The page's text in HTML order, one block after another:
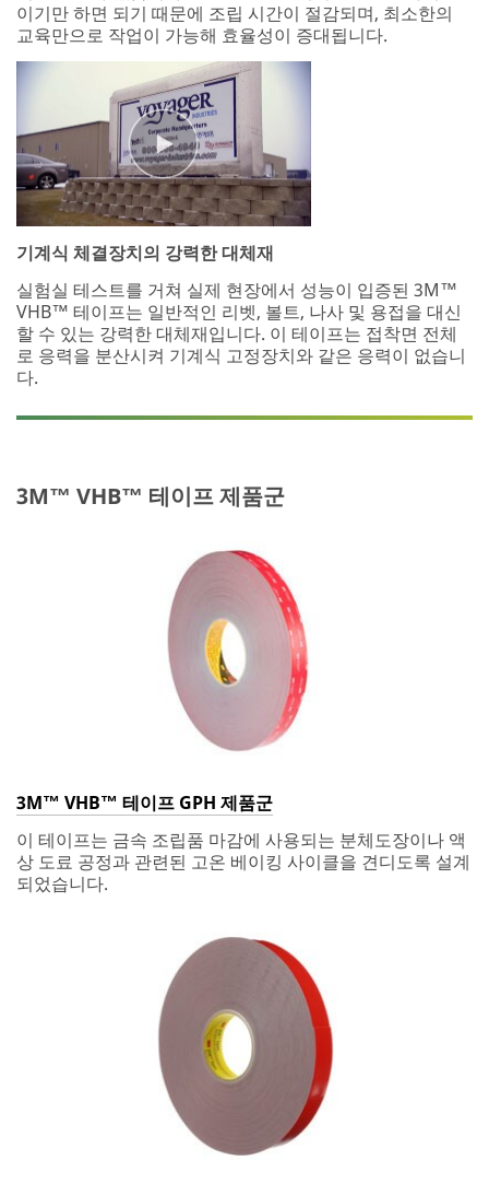
이기만 하면 되기 때문에 조립 시간이 절감되며, 최소한의
교육만으로 작업이 가능해 효율성이 증대됩니다.
기계식 체결장치의 강력한 대체재
실험실 테스트를 거쳐 실제 현장에서 성능이 입증된 3M™
VHB™ 테이프는 일반적인 리벳, 볼트, 나사 및 용접을 대신
할 수 있는 강력한 대체재입니다. 이 테이프는 접착면 전체
로 응력을 분산시켜 기계식 고정장치와 같은 응력이 없습니
다.
3M™ VHB™ 테이프 제품군
3M™ VHB™ 테이프 GPH 제품군
이 테이프는 금속 조립품 마감에 사용되는 분체도장이나 액
상 도료 공정과 관련된 고온 베이킹 사이클을 견디도록 설계
되었습니다.